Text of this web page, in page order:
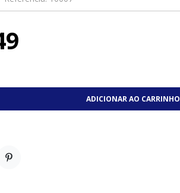
ADICIONAR AO CARRINHO